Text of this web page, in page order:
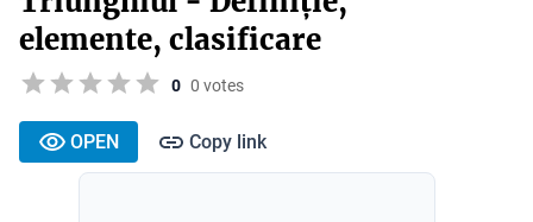
elemente, clasificare
0 0 votes
OPEN Copy link